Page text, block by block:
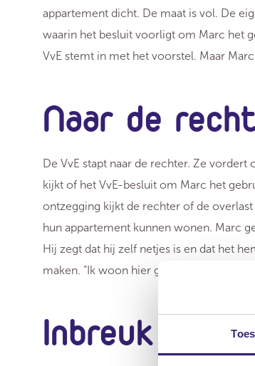
appartement dicht. De maat is vol. De
waarin het besluit voorligt om Marc het
VvE stemt in met het voorstel. Maar
Naar de
De VvE stapt naar de rechter. Ze
kijkt of het VvE-besluit om Marc het
ontzegging kijkt de rechter of de
hun appartement kunnen wonen. Marc
Hij zegt dat hij zelf netjes is en dat het
maken. “Ik woon hier gewoon. Ze willen
Inbreuk